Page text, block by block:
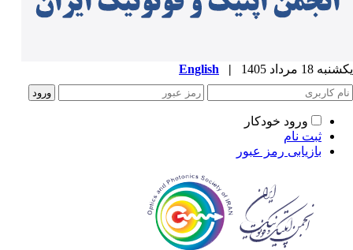
18 مرداد 1405 |
English
ورود خودکار
ثبت نام
بازیابی رمز عبور